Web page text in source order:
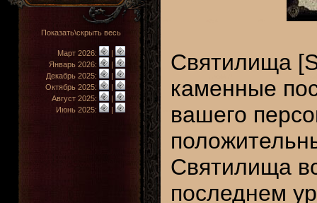
Показать\скрыть весь
Март 2026:
|
Январь 2026:
|
Декабрь 2025:
|
Октябрь 2025:
|
Август 2025:
|
Июнь 2025:
|
Святилища
каменные
вашего
Святилища
последнем